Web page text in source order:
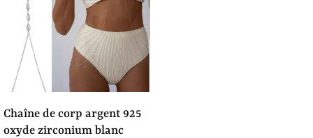
chaîne de corp argent 925
oxyde zirconium blanc